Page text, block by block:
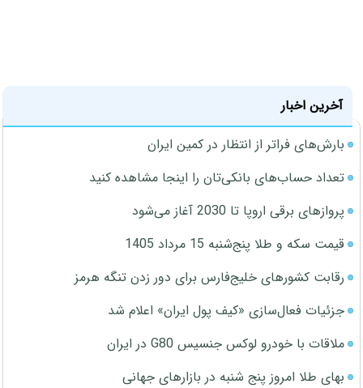
آخرین اخبار
بارش‌های فراتر از انتظار در کمین ایران
تعداد حساب‌های بانکی‌تان را اینجا مشاهده کنید
پروازهای برقی اروپا تا 2030 آغاز می‌شود
قیمت سکه و طلا پنج‌شنبه 15 مرداد 1405
رقابت کشورهای خلیج‌فارس برای دور زدن تنگه هرمز
جزئیات فعال‌سازی «کیف پول ایران» اعلام شد
ملاقات با خودرو لوکس جنسیس G80 در ایران
بهای طلا امروز پنج شنبه در بازارهای جهانی